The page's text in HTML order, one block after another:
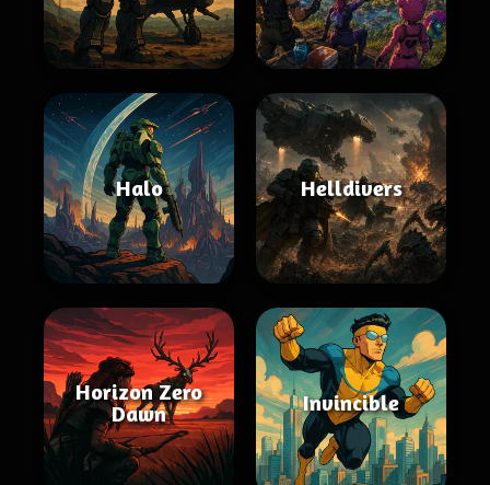
Halo Helldivers
Horizon Zero
Dawn
Invincible